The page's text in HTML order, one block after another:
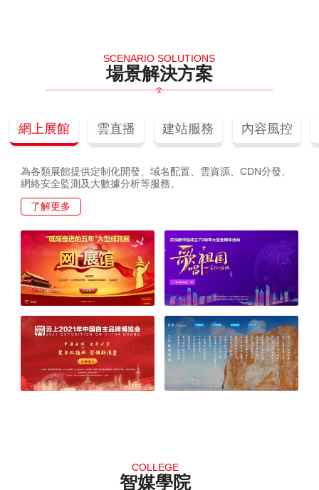
SCENARIO SOLUTIONS
場景解決方案
網上展館 雲直播 建站服務 內容風控
為各類展館提供定制化開發、域名配置、雲資源、CDN分發、
網絡安全監測及大數據分析等服務。
了解更多
COLLEGE
智媒學院